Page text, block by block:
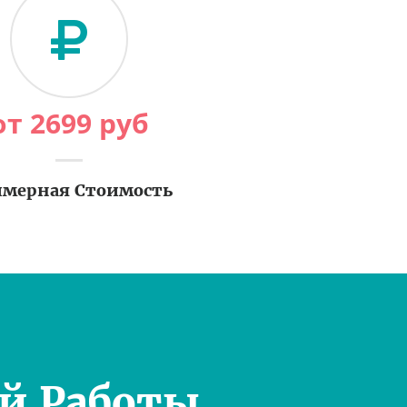
2699 руб
Стоимость